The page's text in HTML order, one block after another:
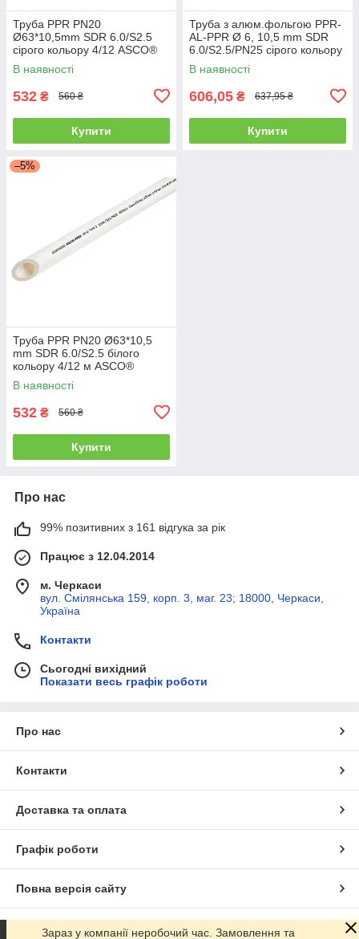
Труба PPR PN20
Ø63*10,5mm SDR 6.0/S2.5
сірого кольору 4/12 ASCO®
В наявності
532 ₴ 560 ₴
Купити
Труба з алюм.фольгою PPR-
AL-PPR Ø 6, 10,5 mm SDR
6.0/S2.5/PN25 сірого кольору
4/12 ASCO®
В наявності
606,05 ₴ 637,95 ₴
Купити
–5%
Труба PPR PN20 Ø63*10,5
mm SDR 6.0/S2.5 білого
кольору 4/12 м ASCO®
В наявності
532 ₴ 560 ₴
Купити
Про нас
99% позитивних з 161 відгука за рік
Працює з 12.04.2014
м. Черкаси
вул. Смілянська 159, корп. 3, маг. 23; 18000, Черкаси,
Україна
Контакти
Сьогодні вихідний
Показати весь графік роботи
Про нас
Контакти
Доставка та оплата
Графік роботи
Повна версія сайту
Сайт створено на маркетплейсі Prom.ua
Зараз у компанії неробочий час. Замовлення та